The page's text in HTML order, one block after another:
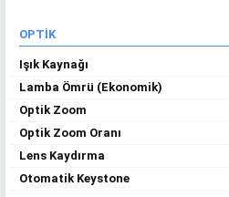
OPTİK
Işık Kaynağı
Lamba Ömrü (Ekonomik)
Optik Zoom
Optik Zoom Oranı
Lens Kaydırma
Otomatik Keystone